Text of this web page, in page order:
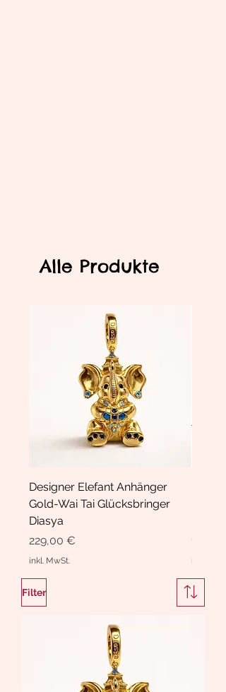
Alle Produkte
Designer Elefant Anhänger
Gold-Wai Tai Glücksbringer
Diasya
Preis
229,00 €
inkl. MwSt.
Preis
189,00
Filter